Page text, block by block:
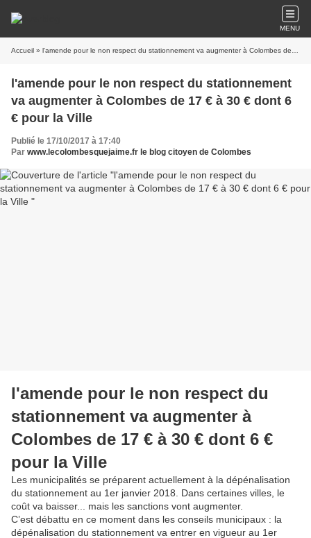
MENU
Accueil » l'amende pour le non respect du stationnement va augmenter à Colombes de 17 € à 30 € dont 6 € pour la Ville
l'amende pour le non respect du stationnement
va augmenter à Colombes de 17 € à 30 € dont 6
€ pour la Ville
Publié le 17/10/2017 à 17:40
Par www.lecolombesquejaime.fr le blog citoyen de Colombes
l'amende pour le non respect du
stationnement va augmenter à
Colombes de 17 € à 30 € dont 6 €
pour la Ville
Les municipalités se préparent actuellement à la dépénalisation
du stationnement au 1er janvier 2018. Dans certaines villes, le
coût va baisser... mais les sanctions vont augmenter.
C’est débattu en ce moment dans les conseils municipaux : la
dépénalisation du stationnement va entrer en vigueur au 1er